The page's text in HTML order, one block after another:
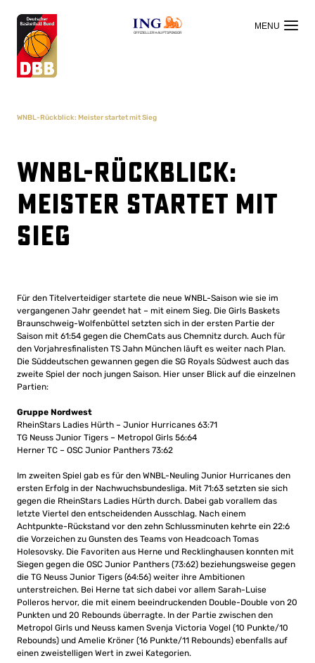
OFFIZIELLER HAUPTSPONSOR
WNBL-Rückblick: Meister startet mit Sieg
WNBL-Rückblick:
Meister startet mit
Sieg
Für den Titelverteidiger startete die neue WNBL-Saison wie sie im
vergangenen Jahr geendet hat – mit einem Sieg. Die Girls Baskets
Braunschweig-Wolfenbüttel setzten sich in der ersten Partie der
Saison mit 61:54 gegen die ChemCats aus Chemnitz durch. Auch für
den Vorjahresfinalisten TS Jahn München läuft es weiter nach Plan.
Die Süddeutschen gewannen gegen die SG Royals Südwest auch das
zweite Spiel der noch jungen Saison. Hier unser Blick auf die einzelnen
Partien:
Gruppe Nordwest
RheinStars Ladies Hürth – Junior Hurricanes 63:71
TG Neuss Junior Tigers – Metropol Girls 56:64
Herner TC – OSC Junior Panthers 73:62
Im zweiten Spiel gab es für den WNBL-Neuling Junior Hurricanes den
ersten Erfolg in der Nachwuchsbundesliga. Mit 71:63 setzten sie sich
gegen die RheinStars Ladies Hürth durch. Dabei gab vorallem das
letzte Viertel den entscheidenden Ausschlag. Nach einem
Achtpunkte-Rückstand vor den zehn Schlussminuten kehrte ein 22:6
die Vorzeichen zu Gunsten des Teams von Headcoach Tomas
Holesovsky. Die Favoriten aus Herne und Recklinghausen konnten mit
Siegen gegen die OSC Junior Panthers (73:62) beziehungsweise gegen
die TG Neuss Junior Tigers (64:56) weiter ihre Ambitionen
unterstreichen. Bei Herne tat sich dabei vor allem Sarah-Luise
Polleros hervor, die mit einem beeindruckenden Double-Double von 20
Punkten und 20 Rebounds überragte. In der Partie zwischen den
Metropol Girls und Neuss kamen Svenja Victoria Vogel (10 Punkte/10
Rebounds) und Amelie Kröner (16 Punkte/11 Rebounds) ebenfalls auf
einen zweistelligen Wert in zwei Kategorien.